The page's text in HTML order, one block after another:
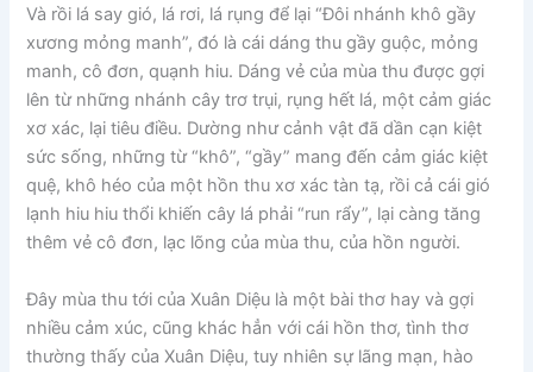
Và rồi lá say gió, lá rơi, lá rụng để lại “Đôi nhánh khô gầy
xương mỏng manh”, đó là cái dáng thu gầy guộc, mỏng
manh, cô đơn, quạnh hiu. Dáng vẻ của mùa thu được gợi
lên từ những nhánh cây trơ trụi, rụng hết lá, một cảm giác
xơ xác, lại tiêu điều. Dường như cảnh vật đã dần cạn kiệt
sức sống, những từ “khô”, “gầy” mang đến cảm giác kiệt
quệ, khô héo của một hồn thu xơ xác tàn tạ, rồi cả cái gió
lạnh hiu hiu thổi khiến cây lá phải “run rẩy”, lại càng tăng
thêm vẻ cô đơn, lạc lõng của mùa thu, của hồn người.
Đây mùa thu tới của Xuân Diệu là một bài thơ hay và gợi
nhiều cảm xúc, cũng khác hẳn với cái hồn thơ, tình thơ
thường thấy của Xuân Diệu, tuy nhiên sự lãng mạn, hào